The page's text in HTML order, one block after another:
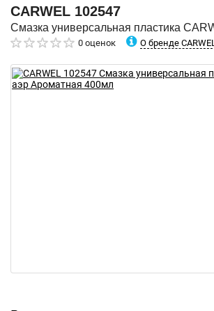
CARWEL 102547
Смазка универсальная пластика
0 оценок О бренде CARWEL